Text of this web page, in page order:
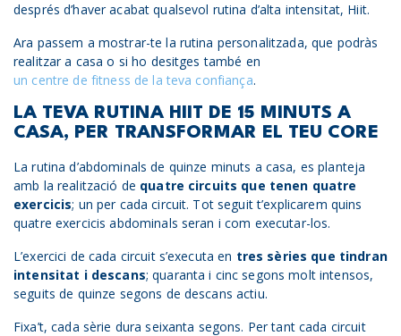
després d’haver acabat qualsevol rutina d’alta intensitat, Hiit.
Ara passem a mostrar-te la rutina personalitzada, que podràs
realitzar a casa o si ho desitges també en
un centre de fitness de la teva confiança.
LA TEVA RUTINA HIIT DE 15 MINUTS A
CASA, PER TRANSFORMAR EL TEU CORE
La rutina d’abdominals de quinze minuts a casa, es planteja
amb la realització de quatre circuits que tenen quatre
exercicis; un per cada circuit. Tot seguit t’explicarem quins
quatre exercicis abdominals seran i com executar-los.
L’exercici de cada circuit s’executa en tres sèries que tindran
intensitat i descans; quaranta i cinc segons molt intensos,
seguits de quinze segons de descans actiu.
Fixa’t, cada sèrie dura seixanta segons. Per tant cada circuit